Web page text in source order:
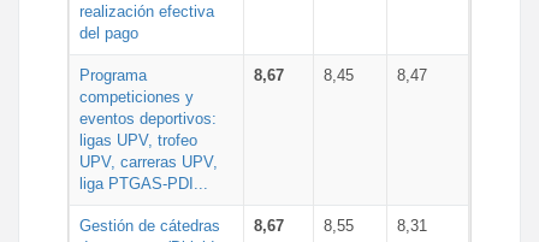
realización efectiva
del pago
Programa
competiciones y
eventos deportivos:
ligas UPV, trofeo
UPV, carreras UPV,
liga PTGAS-PDI...
8,67 8,45 8,47
Gestión de cátedras
8,67 8,55 8,31